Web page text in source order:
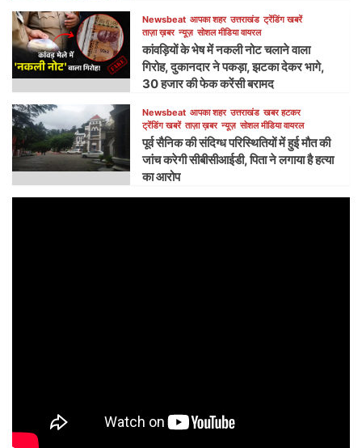
Newsbeat आपका शहर उत्तराखंड ट्रेंडिंग खबरें
ताज़ा ख़बर न्यूज़ सोशल मीडिया वायरल
कांवड़ियों के भेष में नकली नोट चलाने वाला
गिरोह, दुकानदार ने पकड़ा, झटका देकर भागे,
30 हजार की फेक करेंसी बरामद
Newsbeat आपका शहर उत्तराखंड खबर हटकर
ट्रेंडिंग खबरें ताज़ा ख़बर न्यूज़ सोशल मीडिया वायरल
पूर्व सैनिक की संदिग्ध परिस्थितियों में हुई मौत की
जांच करेगी सीबीसीआईडी, पिता ने लगाया है हत्या
का आरोप